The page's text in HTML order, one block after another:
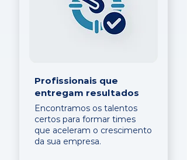
Profissionais que
entregam resultados
Encontramos os talentos
certos para formar times
que aceleram o crescimento
da sua empresa.